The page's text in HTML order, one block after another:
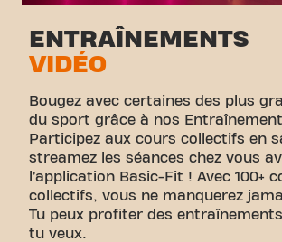
ENTRAÎNEMENTS
VIDÉO
Bougez avec certaines des plus
du sport grâce à nos
Participez aux cours collectifs en
streamez les séances chez vous
l’application Basic-Fit ! Avec 100+
collectifs, vous ne manquerez
Tu peux profiter des
tu veux.